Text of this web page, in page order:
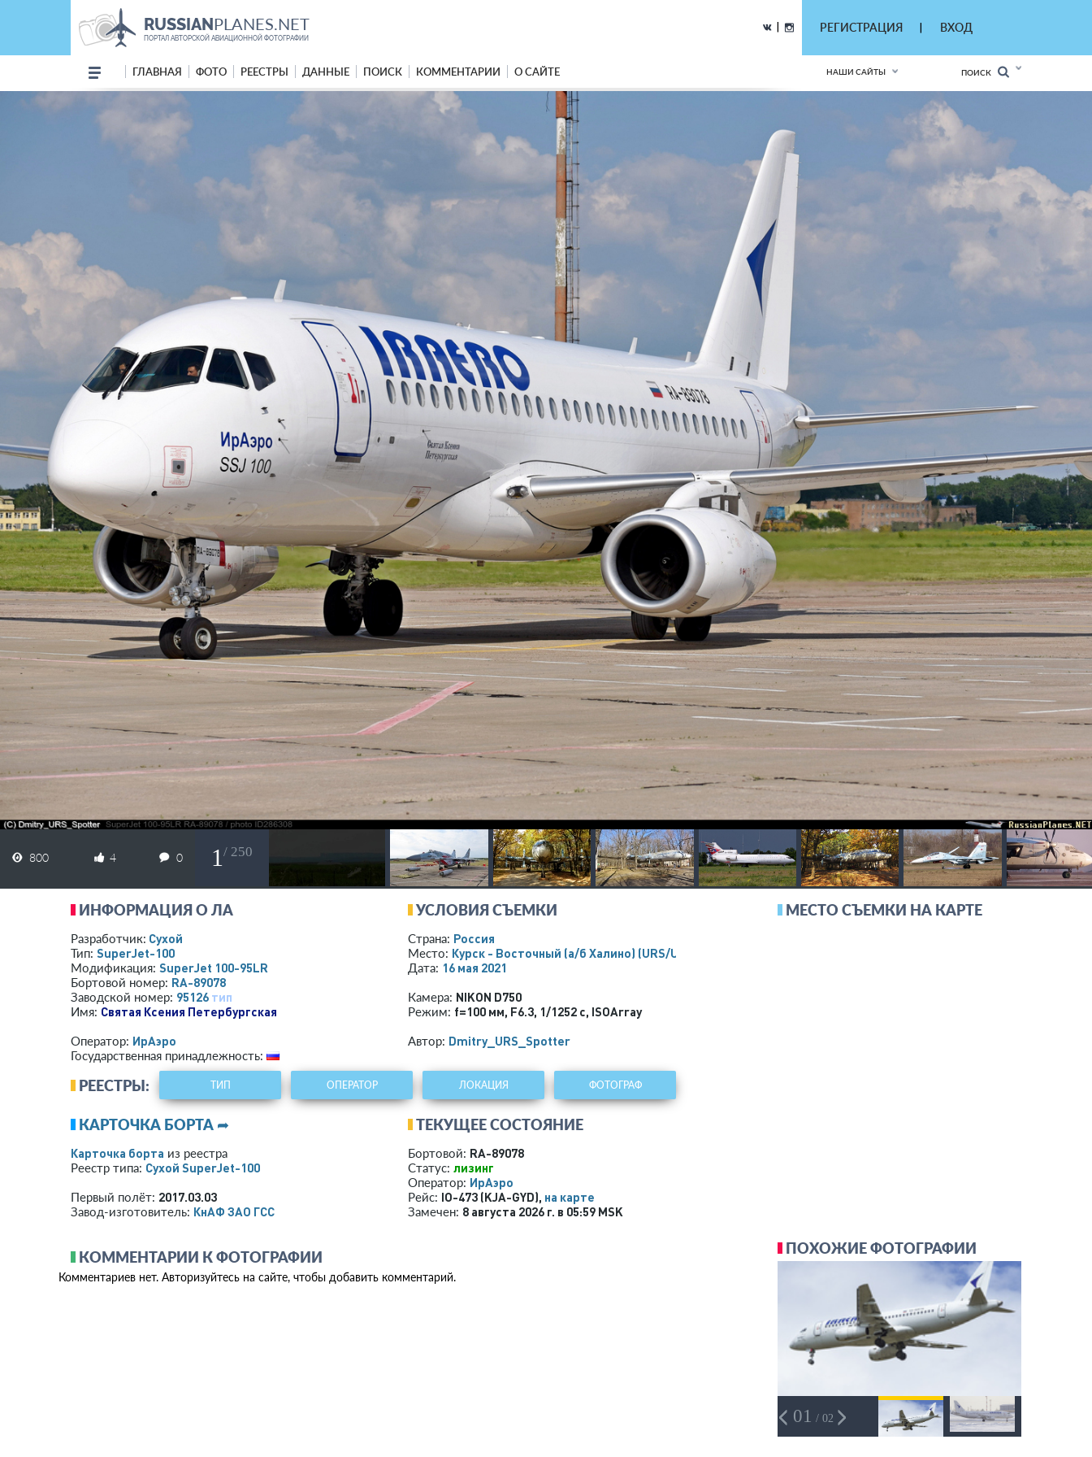
RUSSIANPLANES.NET
ПОРТАЛ АВТОРСКОЙ АВИАЦИОННОЙ ФОТОГРАФИИ
РЕГИСТРАЦИЯ ВХОД
ГЛАВНАЯ ФОТО РЕЕСТРЫ ДАННЫЕ ПОИСК КОММЕНТАРИИ О САЙТЕ НАШИ САЙТЫ ПОИСК
800 4 0 1 / 250
ИНФОРМАЦИЯ О ЛА
Разработчик: Сухой
Тип: SuperJet-100
Модификация: SuperJet 100-95LR
Бортовой номер: RA-89078
Заводской номер: 95126 тип
Имя: Святая Ксения Петербургская
Оператор: ИрАэро
Государственная принадлежность:
УСЛОВИЯ СЪЕМКИ
Страна: Россия
Место: Курск - Восточный (а/б Халино) (URS/UUOK)
Дата: 16 мая 2021
Камера: NIKON D750
Режим: f=100 мм, F6.3, 1/1252 с, ISOArray
Автор: Dmitry_URS_Spotter
РЕЕСТРЫ: ТИП ОПЕРАТОР ЛОКАЦИЯ ФОТОГРАФ
КАРТОЧКА БОРТА ➦
Карточка борта из реестра
Реестр типа: Сухой SuperJet-100
Первый полёт: 2017.03.03
Завод-изготовитель: КнАФ ЗАО ГСС
ТЕКУЩЕЕ СОСТОЯНИЕ
Бортовой: RA-89078
Статус: лизинг
Оператор: ИрАэро
Рейс: IO-473 (KJA-GYD), на карте
Замечен: 8 августа 2026 г. в 05:59 MSK
КОММЕНТАРИИ К ФОТОГРАФИИ
Комментариев нет. Авторизуйтесь на сайте, чтобы добавить комментарий.
МЕСТО СЪЕМКИ НА КАРТЕ
ПОХОЖИЕ ФОТОГРАФИИ
01 / 02